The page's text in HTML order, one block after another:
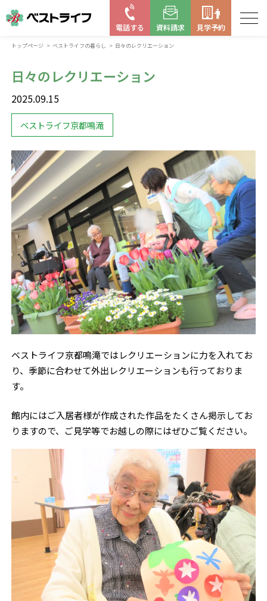
電話する 資料請求 見学予約
お近くの施設を探す
トップページ ベストライフの暮らし 日々のレクリエーション
日々のレクリエーション
2025.09.15
ベストライフ京都鳴滝
ベストライフ京都鳴滝ではレクリエーションに力を入れてお
り、季節に合わせて外出レクリエーションも行っておりま
す。
館内にはご入居者様が作成された作品をたくさん掲示してお
りますので、ご見学等でお越しの際にはぜひご覧ください。